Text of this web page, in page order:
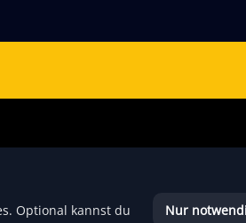
Optional kannst du
Nur